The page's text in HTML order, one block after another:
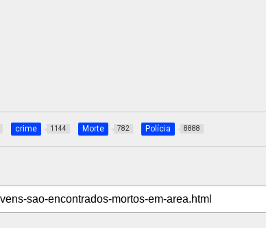
crime 1144 Morte 782 Polícia 8888